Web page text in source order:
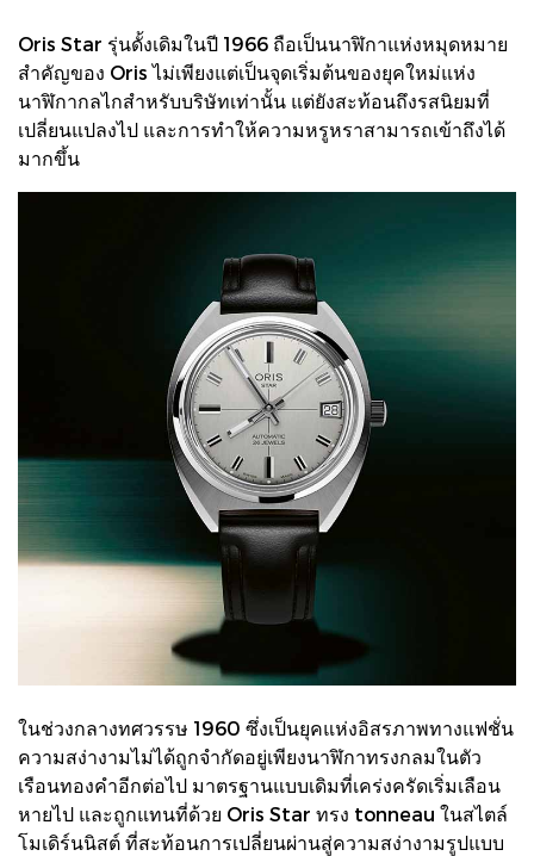
Oris Star รุ่นดั้งเดิมในปี 1966 ถือเป็นนาฬิกาแห่งหมุดหมาย
สำคัญของ Oris ไม่เพียงแต่เป็นจุดเริ่มต้นของยุคใหม่แห่ง
นาฬิกากลไกสำหรับบริษัทเท่านั้น แต่ยังสะท้อนถึงรสนิยมที่
เปลี่ยนแปลงไป และการทำให้ความหรูหราสามารถเข้าถึงได้
มากขึ้น
ในช่วงกลางทศวรรษ 1960 ซึ่งเป็นยุคแห่งอิสรภาพทางแฟชั่น
ความสง่างามไม่ได้ถูกจำกัดอยู่เพียงนาฬิกาทรงกลมในตัว
เรือนทองคำอีกต่อไป มาตรฐานแบบเดิมที่เคร่งครัดเริ่มเลือน
หายไป และถูกแทนที่ด้วย Oris Star ทรง tonneau ในสไตล์
โมเดิร์นนิสต์ ที่สะท้อนการเปลี่ยนผ่านสู่ความสง่างามรูปแบบ